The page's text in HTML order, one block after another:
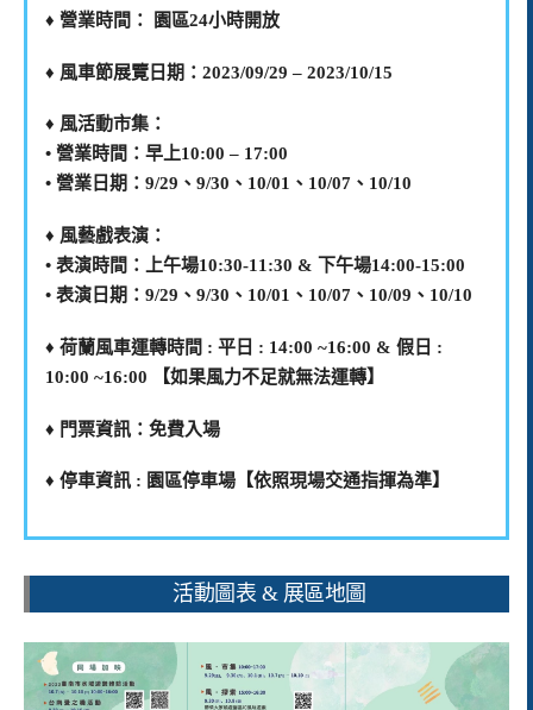
♦️ 營業時間： 園區24小時開放
♦️ 風車節展覽日期：2023/09/29 – 2023/10/15
♦️ 風活動市集：
• 營業時間：早上10:00 – 17:00
• 營業日期：9/29、9/30、10/01、10/07、10/10
♦️ 風藝戲表演：
• 表演時間：上午場10:30-11:30 & 下午場14:00-15:00
• 表演日期：9/29、9/30、10/01、10/07、10/09、10/10
♦️ 荷蘭風車運轉時間 : 平日 : 14:00 ~16:00 & 假日 :
10:00 ~16:00 【如果風力不足就無法運轉】
♦️ 門票資訊：免費入場
♦️ 停車資訊 : 園區停車場【依照現場交通指揮為準】
活動圖表 & 展區地圖